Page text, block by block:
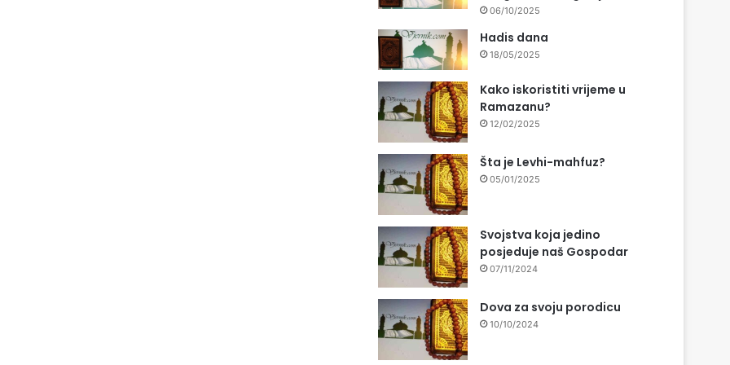
06/10/2025
Hadis dana
18/05/2025
Kako iskoristiti vrijeme u
Ramazanu?
12/02/2025
Šta je Levhi-mahfuz?
05/01/2025
Svojstva koja jedino
posjeduje naš Gospodar
07/11/2024
Dova za svoju porodicu
10/10/2024